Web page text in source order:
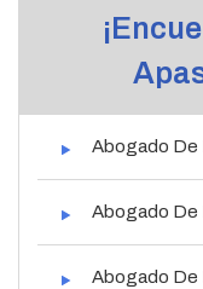
Abogado De
Abogado De
Abogado De